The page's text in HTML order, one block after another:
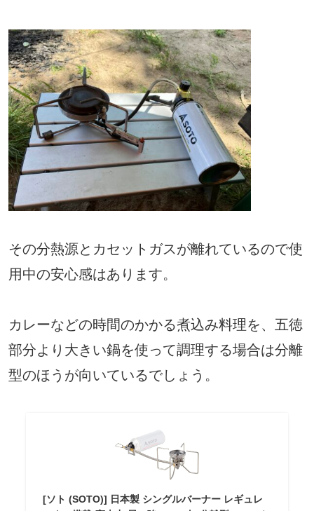
その分熱源とカセットガスが離れているので使
用中の安心感はあります。
カレーなどの時間のかかる煮込み料理を、五徳
部分より大きい鍋を使って調理する場合は分離
型のほうが向いているでしょう。
[ソト (SOTO)] 日本製 シングルバーナー レギュレ